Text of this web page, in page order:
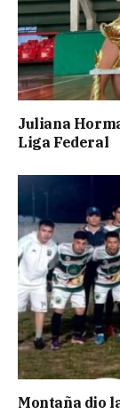
Juliana
Liga Federal
Montaña dio